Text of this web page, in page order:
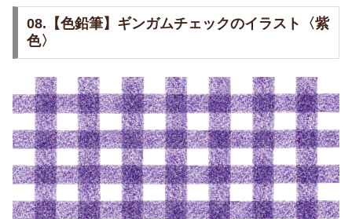
08.【色鉛筆】ギンガムチェックのイラスト〈紫
色〉